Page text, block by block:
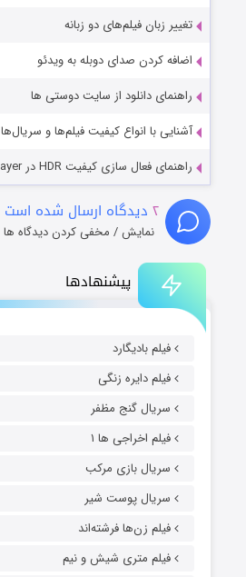
پیشنهادها
فیلم بادیگارد
فیلم دایره زنگی
سریال گنج مظفر
فیلم اخراجی ها ۱
سریال بازی مرکب
سریال پوست شیر
فیلم زن‌ها فرشته‌اند
فیلم متری شیش و نیم
تغییر زبان فیلم‌های دو زبانه
اضافه کردن صدای دوبله به ویدئو
راهنمای دانلود از سایت دوستی ها
آشنایی با انواع کیفیت فیلم‌ها و سریال‌ها
راهنمای فعال سازی کیفیت HDR در PotPlayer
۲ دیدگاه ارسال شده است
نمایش / مخفی کردن دیدگاه ها